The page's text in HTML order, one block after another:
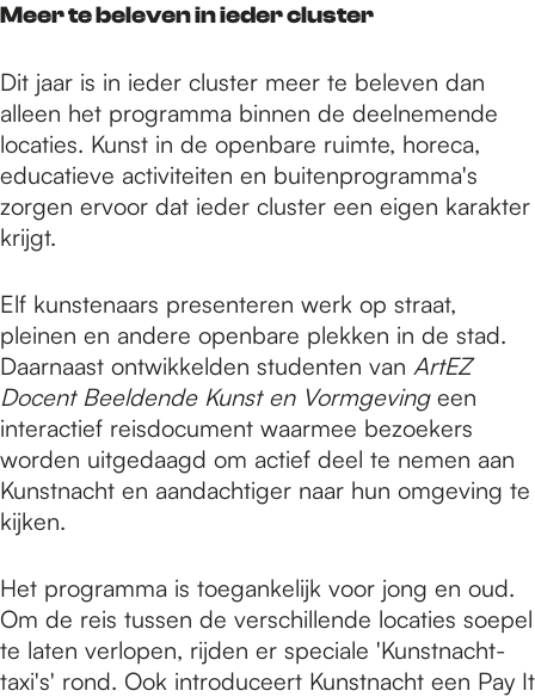
Meer te beleven in ieder cluster
Dit jaar is in ieder cluster meer te beleven dan
alleen het programma binnen de deelnemende
locaties. Kunst in de openbare ruimte, horeca,
educatieve activiteiten en buitenprogramma's
zorgen ervoor dat ieder cluster een eigen karakter
krijgt.
Elf kunstenaars presenteren werk op straat,
pleinen en andere openbare plekken in de stad.
Daarnaast ontwikkelden studenten van ArtEZ
Docent Beeldende Kunst en Vormgevingeen
interactief reisdocument waarmee bezoekers
worden uitgedaagd om actief deel te nemen aan
Kunstnacht en aandachtiger naar hun omgeving te
kijken.
Het programma is toegankelijk voor jong en oud.
Om de reis tussen de verschillende locaties soepel
te laten verlopen, rijden er speciale 'Kunstnacht-
taxi's' rond. Ook introduceert Kunstnacht een Pay It